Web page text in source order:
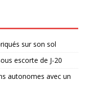
sur son sol
escorte de J-20
autonomes avec un